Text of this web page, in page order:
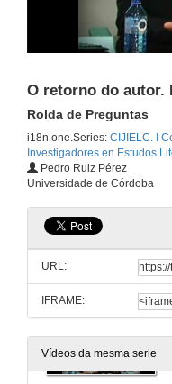
O retorno do autor.
Rolda de Preguntas
i18n.one.Series: CIJIELC. I
Investigadores en Estudos
Pedro Ruiz Pérez
Universidade de Córdoba
URL:
IFRAME:
Vídeos da mesma serie